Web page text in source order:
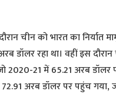
चीन को भारत का
डॉलर रहा था। वहीं इस
2020-21 में 65.21 अरब डॉलर
अरब डॉलर पर पहुंच गया,